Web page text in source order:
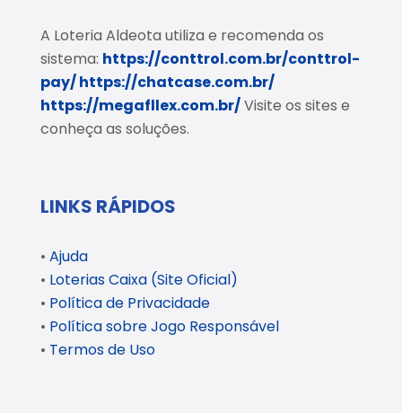
A Loteria Aldeota utiliza e recomenda os
sistema: https://conttrol.com.br/conttrol-
pay/https://chatcase.com.br/
https://megafllex.com.br/Visite os sites e
conheça as soluções.
LINKS RÁPIDOS
• Ajuda
• Loterias Caixa (Site Oficial)
• Política de Privacidade
• Política sobre Jogo Responsável
• Termos de Uso